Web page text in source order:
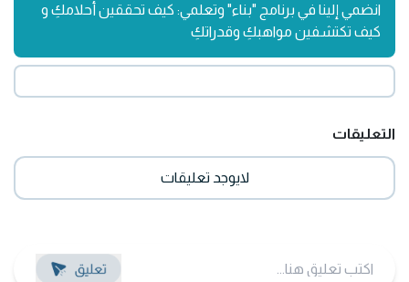
انضمي إلينا في برنامج "بناء" وتعلمي: كيف تحققين أحلامكِ و
كيف تكتشفين مواهبكِ وقدراتكِ
التعليقات
لايوجد تعليقات